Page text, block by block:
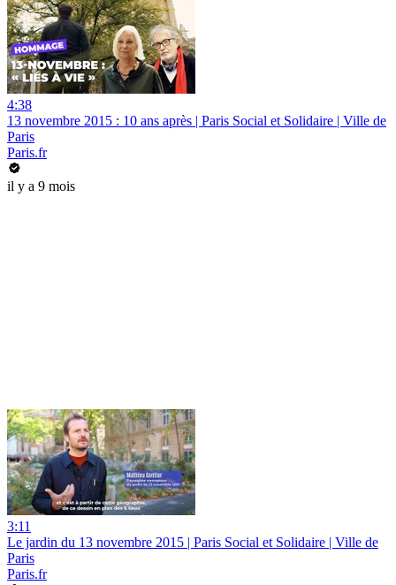
4:38
13 novembre 2015 : 10 ans après | Paris Social et Solidaire | Ville de
Paris
Paris.fr
il y a 9 mois
3:11
Le jardin du 13 novembre 2015 | Paris Social et Solidaire | Ville de
Paris
Paris.fr